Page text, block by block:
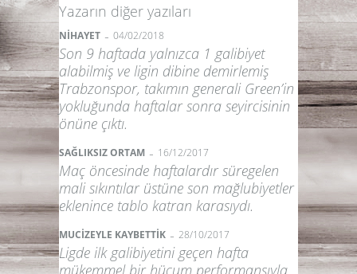
Yazarın diğer yazıları
NİHAYET - 04/02/2018
Son 9 haftada yalnızca 1 galibiyet
alabilmiş ve ligin dibine demirlemiş
Trabzonspor, takımın generali Green’in
yokluğunda haftalar sonra seyircisinin
önüne çıktı.
SAĞLIKSIZ ORTAM - 16/12/2017
Maç öncesinde haftalardır süregelen
mali sıkıntılar üstüne son mağlubiyetler
eklenince tablo katran karasıydı.
MUCİZEYLE KAYBETTİK - 28/10/2017
Ligde ilk galibiyetini geçen hafta
mükemmel bir hücum performansıyla